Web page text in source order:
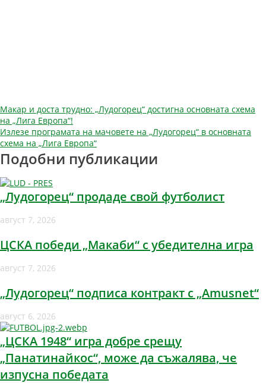
Навигация
Макар и доста трудно: „Лудогорец“ достигна основната схема
на „Лига Европа“!
Излезе програмата на мачовете на „Лудогорец“ в основната
схема на „Лига Европа“
Подобни публикации
„Лудогорец“ продаде свой футболист
август 7, 2026
ЦСКА победи „Макаби“ с убедителна игра
август 7, 2026
„Лудогорец“ подписа контракт с „Amusnet“
август 6, 2026
„ЦСКА 1948“ игра добре срещу
„Панатинайкос“, може да съжалява, че
изпусна победата